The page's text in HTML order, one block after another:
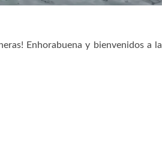
Enhorabuena y bienvenidos a la